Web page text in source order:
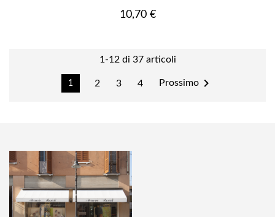
Prezzo
10,70 €
1-12 di 37 articoli
1 2 3 4 Prossimo